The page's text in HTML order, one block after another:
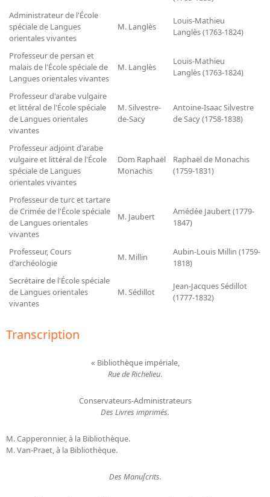
Gallica - Son histoire
Dépôt de la Commission de récupération artistique
Appels
Appel à chercheurs : bourse Comité d’histoire de la BnF
Appel à projets
Recherche de sujets de recherche
Faire une suggestion de recherche
Fournir un témoignage et/ou un document
Administrateur de l'École
spéciale de Langues
orientales vivantes
M. Langlès
Louis-Mathieu
Langlès (1763-1824)
Professeur de persan et
malais de l'École spéciale de
Langues orientales vivantes
M. Langlès
Louis-Mathieu
Langlès (1763-1824)
Professeur d'arabe vulgaire
et littéral de l'École spéciale
de Langues orientales
vivantes
M. Silvestre-
de-Sacy
Antoine-Isaac Silvestre
de Sacy (1758-1838)
Professeur adjoint d'arabe
vulgaire et littéral de l'École
spéciale de Langues
orientales vivantes
Dom Raphaël
Monachis
Raphaël de Monachis
(1759-1831)
Professeur de turc et tartare
de Crimée de l'École spéciale
de Langues orientales
vivantes
M. Jaubert
Amédée Jaubert (1779-
1847)
Professeur, Cours
d'archéologie
M. Millin
Aubin-Louis Millin (1759-
1818)
Secrétaire de l'École spéciale
de Langues orientales
vivantes
M. Sédillot
Jean-Jacques Sédillot
(1777-1832)
Transcription
« Bibliothèque impériale,
Rue de Richelieu.
Conservateurs-Administrateurs
Des Livres imprimés.
M. Capperonnier, à la Bibliothèque.
M. Van-Praet, à la Bibliothèque.
Des Manuſcrits.